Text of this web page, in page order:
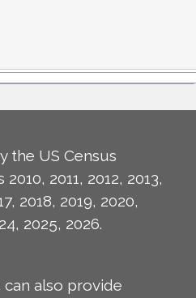
the US Census
2011, 2012, 2013,
2018, 2019, 2020,
2025, 2026.
can also provide